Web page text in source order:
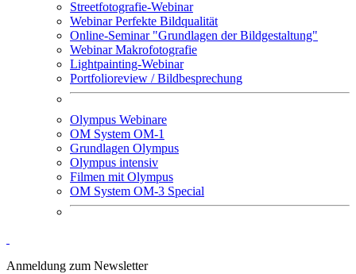
Streetfotografie-Webinar
Webinar Perfekte Bildqualität
Online-Seminar "Grundlagen der Bildgestaltung"
Webinar Makrofotografie
Lightpainting-Webinar
Portfolioreview / Bildbesprechung
Olympus Webinare
OM System OM-1
Grundlagen Olympus
Olympus intensiv
Filmen mit Olympus
OM System OM-3 Special
Anmeldung zum Newsletter